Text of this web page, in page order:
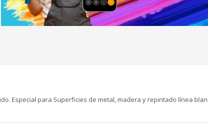
Especial para Superficies de metal, madera y repintado línea